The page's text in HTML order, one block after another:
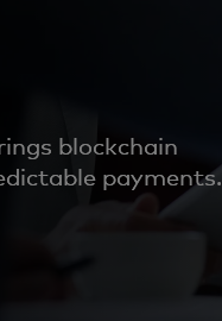
blockchain
payments.